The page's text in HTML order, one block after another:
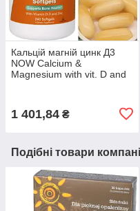
Кальцій магній цинк Д3
NOW Calcium &
Magnesium with vit. D and
1 401,84 ₴
Подібні товари